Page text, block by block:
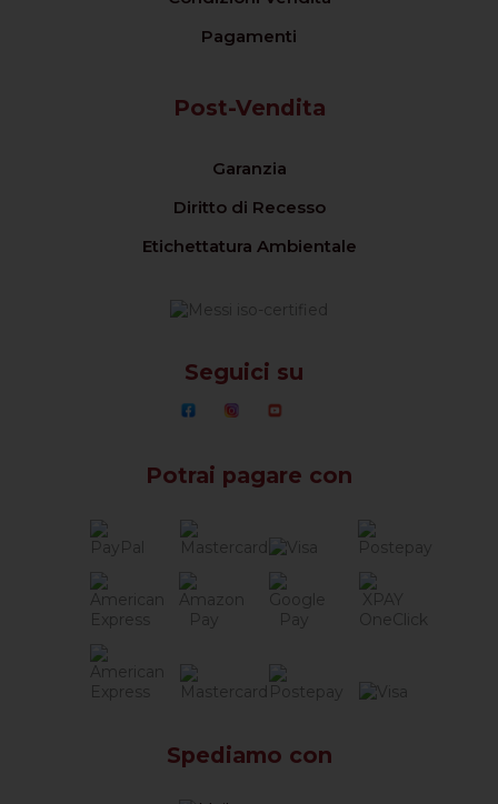
Pagamenti
Post-Vendita
Garanzia
Diritto di Recesso
Etichettatura Ambientale
Seguici su
Potrai pagare con
Spediamo con